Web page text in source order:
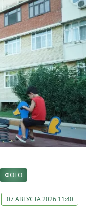
ФОТО
07 АВГУСТА 2026 11:40